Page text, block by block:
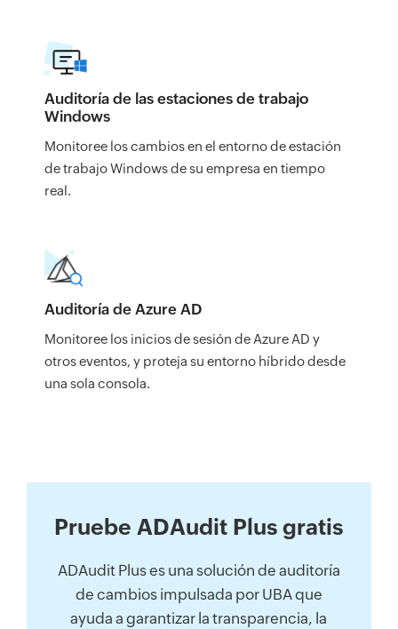
Auditoría de las estaciones de trabajo
Windows
Monitoree los cambios en el entorno de estación
de trabajo Windows de su empresa en tiempo
real.
Auditoría de Azure AD
Monitoree los inicios de sesión de Azure AD y
otros eventos, y proteja su entorno híbrido desde
una sola consola.
Pruebe ADAudit Plus gratis
ADAudit Plus es una solución de auditoría
de cambios impulsada por UBA que
ayuda a garantizar la transparencia, la